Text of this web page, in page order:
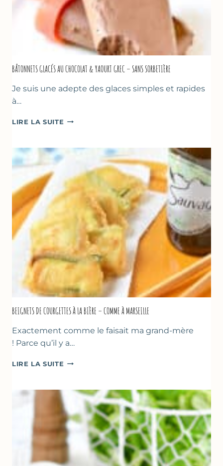
BÂTONNETS GLACÉS AU CHOCOLAT & YAOURT GREC – SANS SORBETIÈRE
Je suis une adepte des glaces simples et rapides
à…
LIRE LA SUITE BÂTONNETS
CHOCOLAT
YAOURT
GREC
–
SANS
SORBETIÈRE
BEIGNETS DE COURGETTES À LA BIÈRE – COMME À MARSEILLE
Exactement comme le faisait ma grand-mère
! Parce qu’il y a…
LIRE LA SUITE BEIGNETS
LA
BIÈRE
–
COMME
À
MARSEILLE